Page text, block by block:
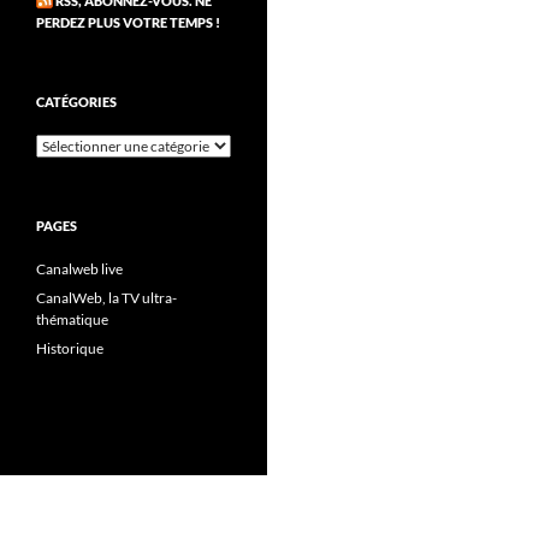
PERDEZ PLUS VOTRE TEMPS !
CATÉGORIES
Catégories
PAGES
Canalweb live
CanalWeb, la TV ultra-
thématique
Historique